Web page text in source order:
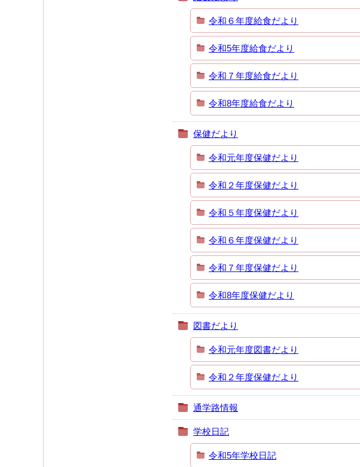
令和６年度給食だより
令和5年度給食だより
令和７年度給食だより
令和8年度給食だより
保健だより
令和元年度保健だより
令和２年度保健だより
令和５年度保健だより
令和６年度保健だより
令和７年度保健だより
令和8年度保健だより
図書だより
令和元年度図書だより
令和２年度保健だより
通学路情報
学校日記
令和5年学校日記